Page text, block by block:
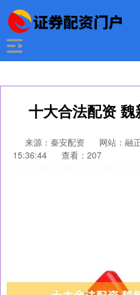
十大合法配资
来源：秦安配资 网站：融
15:36:44
查看：207